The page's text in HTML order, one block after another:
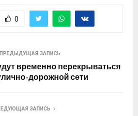
0
ПРЕДЫДУЩАЯ ЗАПИСЬ
временно перекрываться
дорожной сети
ЗАПИСЬ